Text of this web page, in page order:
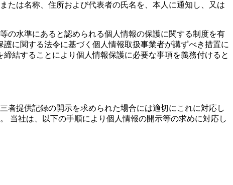
たは名称、住所および代表者の氏名を、本人に通知し、又は
の水準にあると認められる個人情報の保護に関する制度を有
に関する法令に基づく個人情報取扱事業者が講ずべき措置に
結することにより個人情報保護に必要な事項を義務付けると
者提供記録の開示を求められた場合には適切にこれに対応し
当社は、以下の手順により個人情報の開示等の求めに対応し